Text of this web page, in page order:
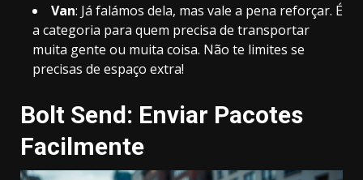
Van: Já falámos dela, mas vale a pena reforçar. É
a categoria para quem precisa de transportar
muita gente ou muita coisa. Não te limites se
precisas de espaço extra!
Bolt Send: Enviar Pacotes
Facilmente